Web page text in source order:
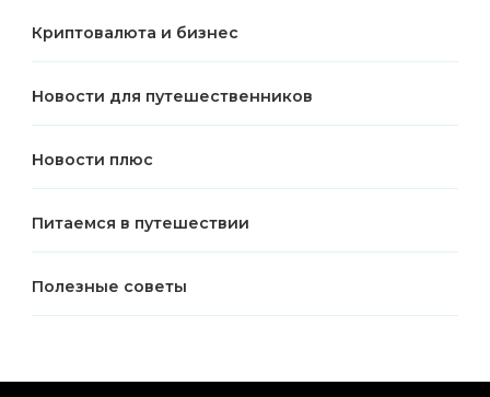
Криптовалюта и бизнес
Новости для путешественников
Новости плюс
Питаемся в путешествии
Полезные советы